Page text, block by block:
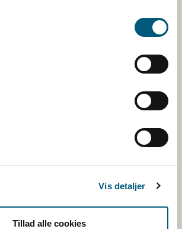
Vis detaljer
Tillad alle cookies
9 - 16